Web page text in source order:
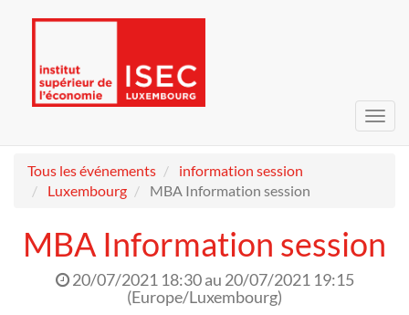
Tous les événements
information session
Luxembourg
MBA Information session
MBA Information session
20/07/2021 18:30au 20/07/2021 19:15
(Europe/Luxembourg)